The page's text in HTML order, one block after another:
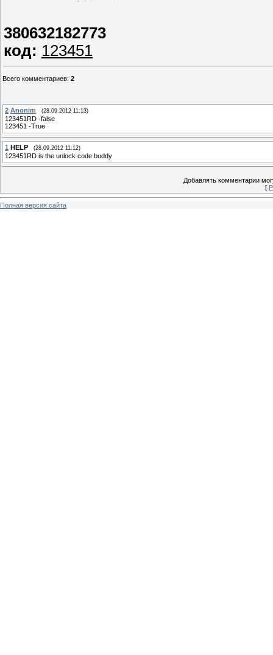
380632182773
код: 123451
Всего комментариев: 2
2 Anonim (28.09.2012 11:13)
123451RD -false
123451 -True
1 HELP (28.09.2012 11:12)
123451RD is the unlock code buddy
Добавлять комментарии
[
Полная версия сайта